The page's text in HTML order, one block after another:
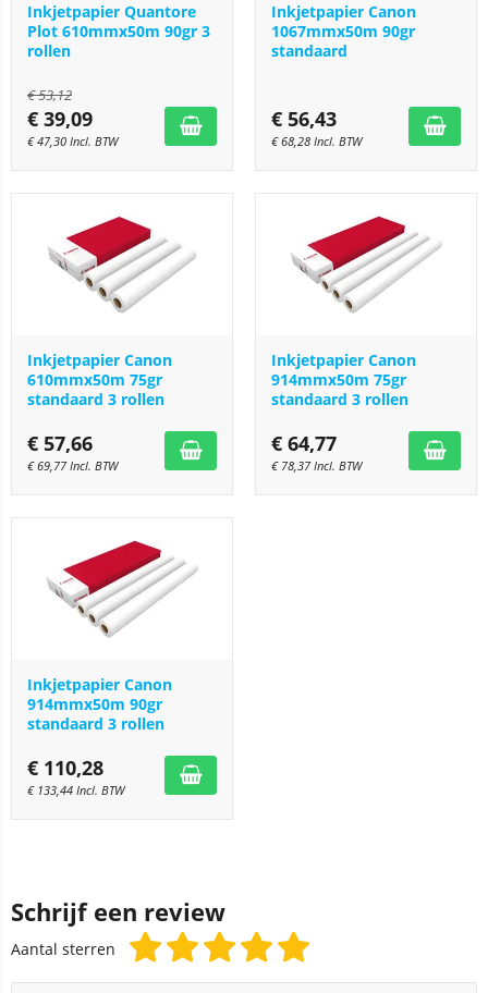
Inkjetpapier Quantore
Plot 610mmx50m 90gr 3
rollen
€53,12
€ 39,09
€47,30 Incl. BTW
Inkjetpapier Canon
1067mmx50m 90gr
standaard
€ 56,43
€68,28 Incl. BTW
Inkjetpapier Canon
610mmx50m 75gr
standaard 3 rollen
€ 57,66
€69,77 Incl. BTW
Inkjetpapier Canon
914mmx50m 75gr
standaard 3 rollen
€ 64,77
€ 78,37 Incl. BTW
Inkjetpapier Canon
914mmx50m 90gr
standaard 3 rollen
€ 110,28
€ 133,44 Incl. BTW
Schrijf een review
Aantal sterren